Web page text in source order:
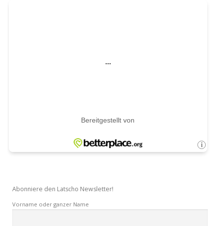
Abonniere den Latscho Newsletter!
Vorname oder ganzer Name